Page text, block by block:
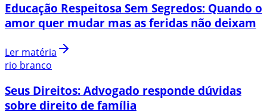
Educação Respeitosa Sem Segredos: Quando o
amor quer mudar mas as feridas não deixam
Ler matéria
rio branco
Seus Direitos: Advogado responde dúvidas
sobre direito de família